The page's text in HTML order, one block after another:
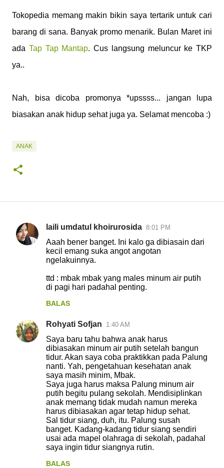
Tokopedia memang makin bikin saya tertarik untuk cari
barang di sana. Banyak promo menarik. Bulan Maret ini
ada Tap Tap Mantap. Cus langsung meluncur ke TKP
ya..
Nah, bisa dicoba promonya *upssss... jangan lupa
biasakan anak hidup sehat juga ya. Selamat mencoba :)
ANAK
K
r
laili umdatul khoirurosida 8:01 PM
Aaah bener banget. Ini kalo ga dibiasain dari
kecil emang suka angot angotan
ngelakuinnya.
ttd : mbak mbak yang males minum air putih
di pagi hari padahal penting.
BALAS
Rohyati Sofjan 1:40 AM
Saya baru tahu bahwa anak harus
dibiasakan minum air putih setelah bangun
tidur. Akan saya coba praktikkan pada Palung
nanti. Yah, pengetahuan kesehatan anak
saya masih minim, Mbak.
Saya juga harus maksa Palung minum air
putih begitu pulang sekolah. Mendisiplinkan
anak memang tidak mudah namun mereka
harus dibiasakan agar tetap hidup sehat.
Sal tidur siang, duh, itu. Palung susah
banget. Kadang-kadang tidur siang sendiri
usai ada mapel olahraga di sekolah, padahal
saya ingin tidur siangnya rutin.
BALAS